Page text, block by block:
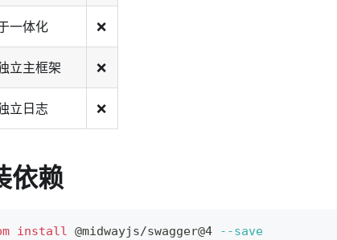
一体化 ❌
立主框架 ❌
立日志 ❌
依赖
install @midwayjs/swagger@4
--save